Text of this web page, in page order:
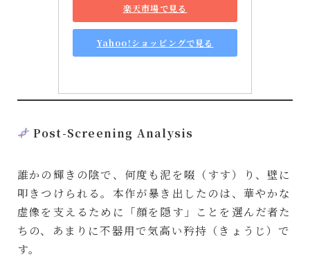
楽天市場で見る
Yahoo!ショッピングで見る
Post-Screening Analysis
誰かの輝きの陰で、何度も泥を啜（すす）り、壁に
叩きつけられる。本作が暴き出したのは、華やかな
虚像を支えるために「顔を隠す」ことを選んだ者た
ちの、あまりに不器用で気高い矜持（きょうじ）で
す。